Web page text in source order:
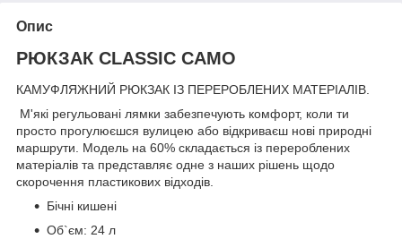
Опис
РЮКЗАК CLASSIC CAMO
КАМУФЛЯЖНИЙ РЮКЗАК ІЗ ПЕРЕРОБЛЕНИХ МАТЕРІАЛІВ.
М'які регульовані лямки забезпечують комфорт, коли ти
просто прогулюєшся вулицею або відкриваєш нові природні
маршрути. Модель на 60% складається із перероблених
матеріалів та представляє одне з наших рішень щодо
скорочення пластикових відходів.
Бічні кишені
Об`єм: 24 л